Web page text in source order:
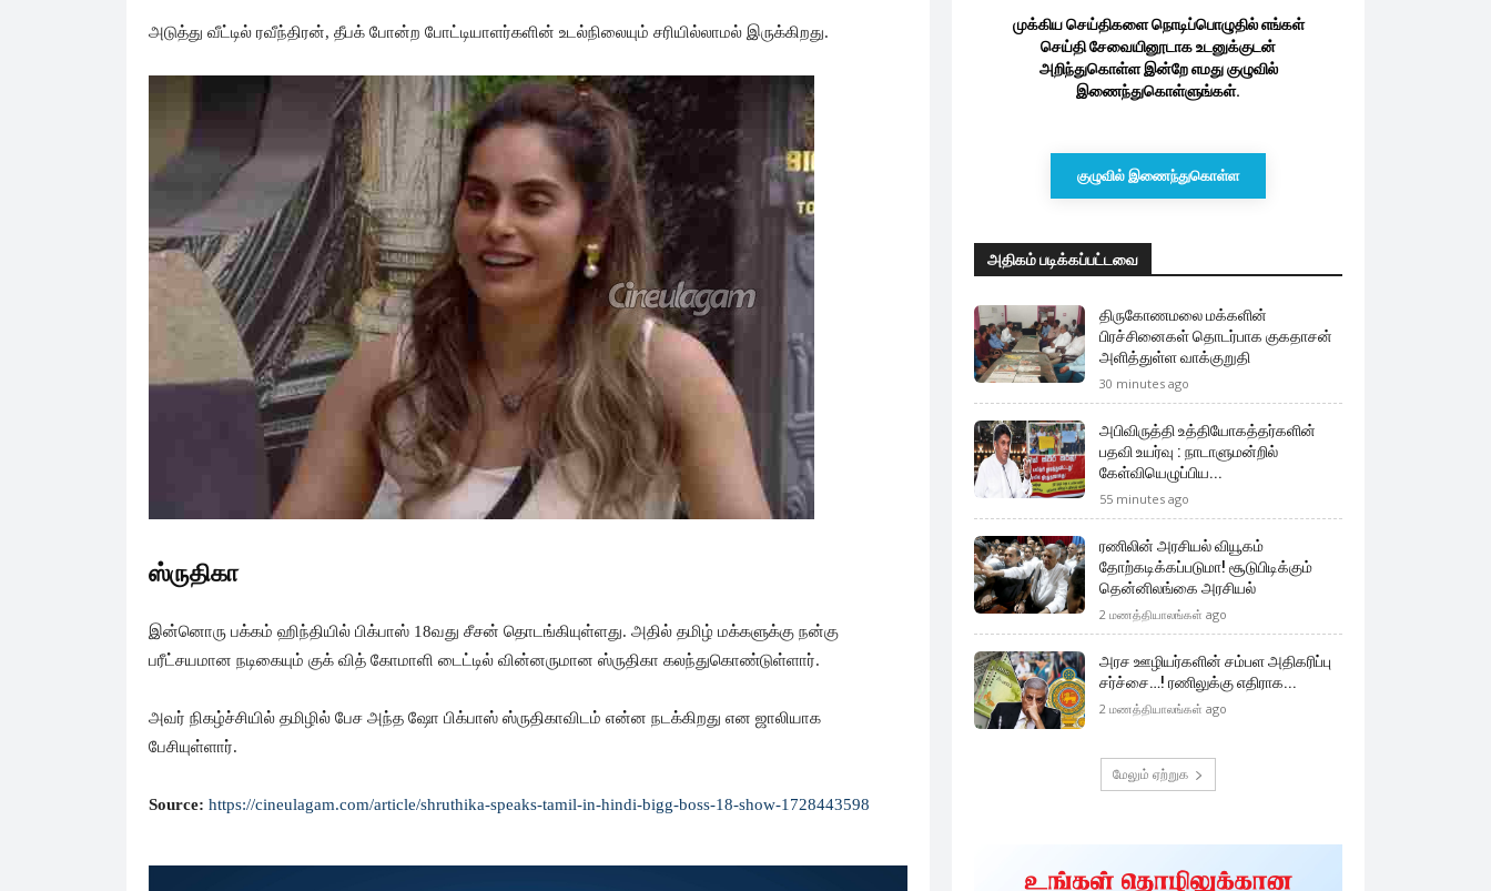
அடுத்து வீட்டில் ரவீந்திரன், தீபக் போன்ற போட்டியாளர்களின் உடல்நிலையும் சரியில்லாமல் இருக்கிறது.
ஸ்ருதிகா
இன்னொரு பக்கம் ஹிந்தியில் பிக்பாஸ் 18வது சீசன் தொடங்கியுள்ளது. அதில் தமிழ் மக்களுக்கு நன்கு
பரீட்சயமான நடிகையும் குக் வித் கோமாளி டைட்டில் வின்னருமான ஸ்ருதிகா கலந்துகொண்டுள்ளார்.
அவர் நிகழ்ச்சியில் தமிழில் பேச அந்த ஷோ பிக்பாஸ் ஸ்ருதிகாவிடம் என்ன நடக்கிறது என ஜாலியாக
பேசியுள்ளார்.
Source: https://cineulagam.com/article/shruthika-speaks-tamil-in-hindi-bigg-boss-18-show-1728443598
முக்கிய செய்திகளை நொடிப்பொழுதில் எங்கள்
செய்தி சேவையினூடாக உடனுக்குடன்
அறிந்துகொள்ள இன்றே எமது குழுவில்
இணைந்துகொள்ளுங்கள்.
குழுவில் இணைந்துகொள்ள
அதிகம் படிக்கப்பட்டவை
திருகோணமலை மக்களின்
பிரச்சினைகள் தொடர்பாக குகதாசன்
அளித்துள்ள வாக்குறுதி
30 minutes ago
அபிவிருத்தி உத்தியோகத்தர்களின்
பதவி உயர்வு : நாடாளுமன்றில்
கேள்வியெழுப்பிய...
55 minutes ago
ரணிலின் அரசியல் வியூகம்
தோற்கடிக்கப்படுமா! சூடுபிடிக்கும்
தென்னிலங்கை அரசியல்
2 மணத்தியாலங்கள் ago
அரச ஊழியர்களின் சம்பள அதிகரிப்பு
சர்ச்சை…! ரணிலுக்கு எதிராக...
2 மணத்தியாலங்கள் ago
மேலும் ஏற்றுக